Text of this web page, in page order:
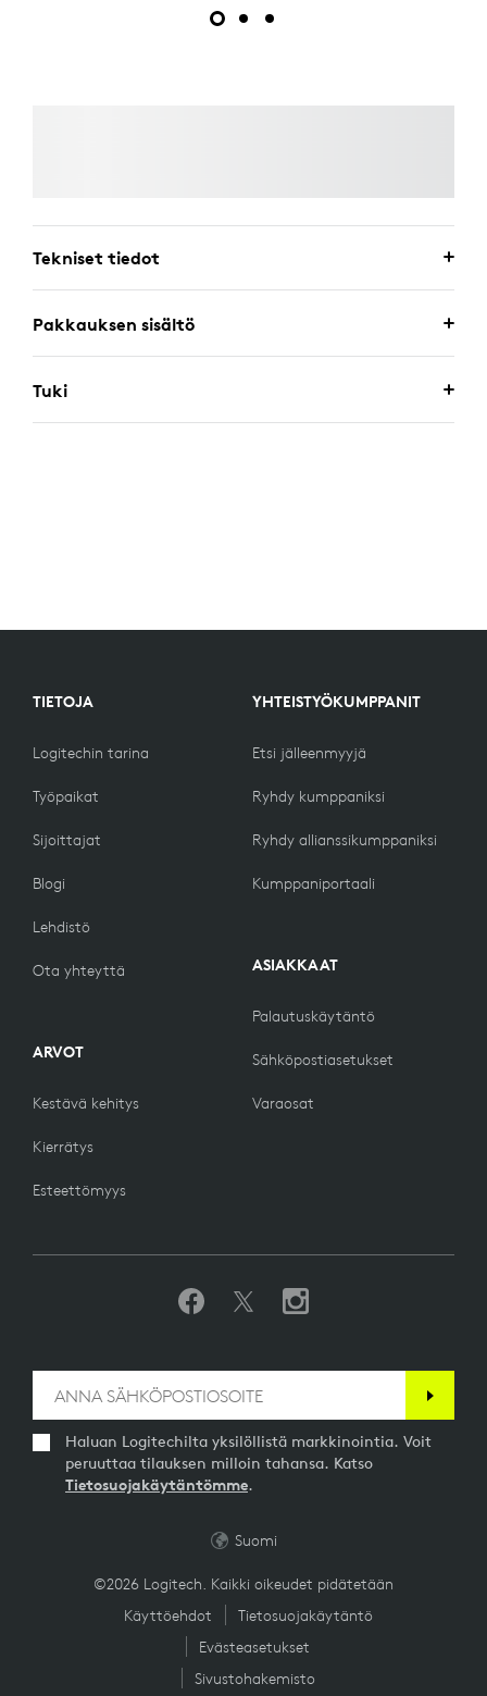
Tekniset tiedot
Pakkauksen sisältö
Tuki
TIETOJA
Logitechin tarina
Työpaikat
Sijoittajat
Blogi
Lehdistö
Ota yhteyttä
ARVOT
Kestävä kehitys
Kierrätys
Esteettömyys
YHTEISTYÖKUMPPANIT
Etsi jälleenmyyjä
Ryhdy kumppaniksi
Ryhdy allianssikumppaniksi
Kumppaniportaali
ASIAKKAAT
Palautuskäytäntö
Sähköpostiasetukset
Varaosat
Haluan Logitechilta yksilöllistä markkinointia. Voit
peruuttaa tilauksen milloin tahansa. Katso
Tietosuojakäytäntömme.
©2026 Logitech. Kaikki oikeudet pidätetään
Käyttöehdot
Tietosuojakäytäntö
Evästeasetukset
Sivustohakemisto
Suomi